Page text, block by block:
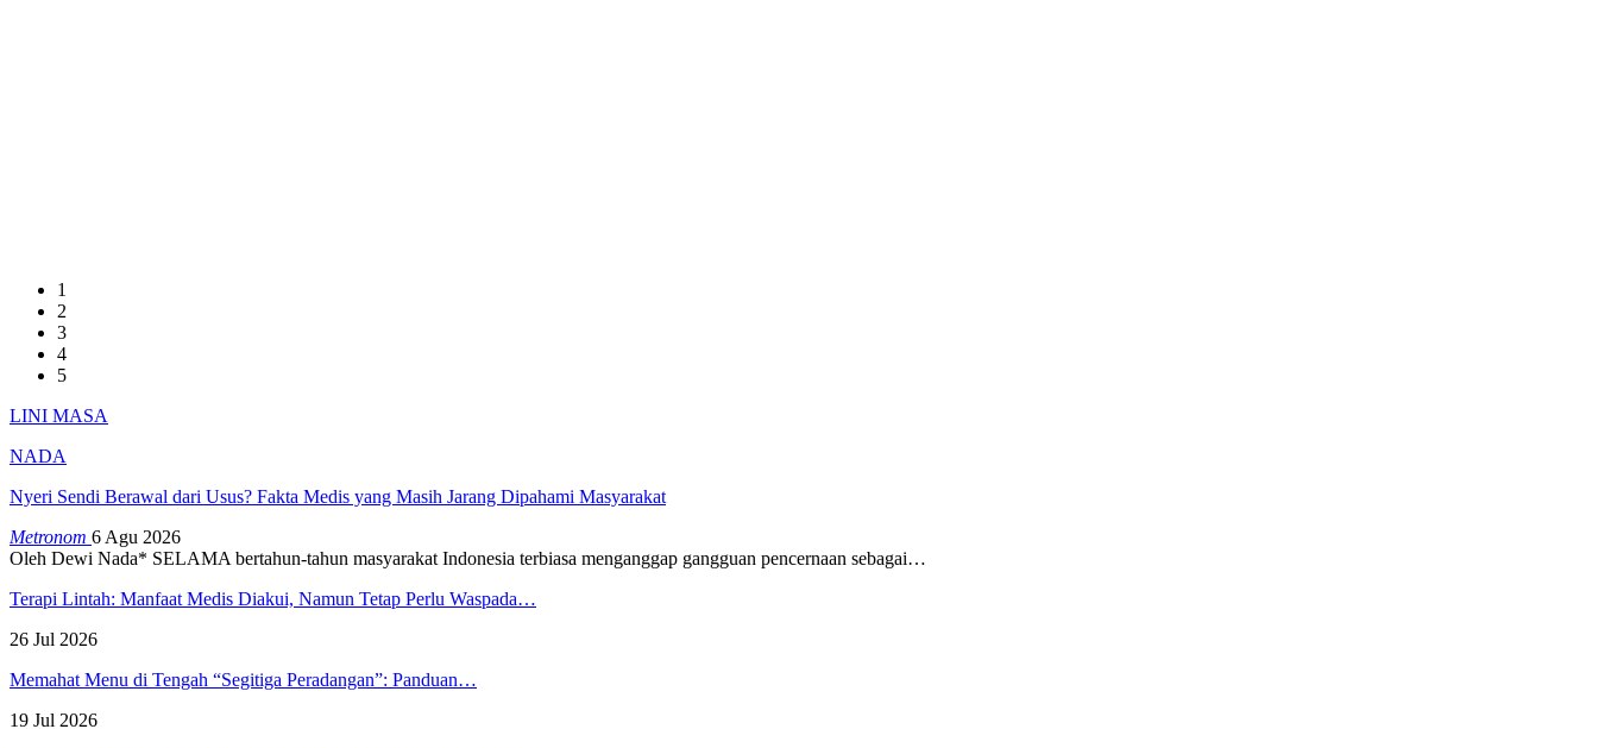
1
2
3
4
5
LINI MASA
NADA
Nyeri Sendi Berawal dari Usus? Fakta Medis yang Masih Jarang Dipahami Masyarakat
Metronom 6 Agu 2026
Oleh Dewi Nada* SELAMA bertahun-tahun masyarakat Indonesia terbiasa menganggap gangguan pencernaan sebagai…
Terapi Lintah: Manfaat Medis Diakui, Namun Tetap Perlu Waspada…
26 Jul 2026
Memahat Menu di Tengah “Segitiga Peradangan”: Panduan…
19 Jul 2026